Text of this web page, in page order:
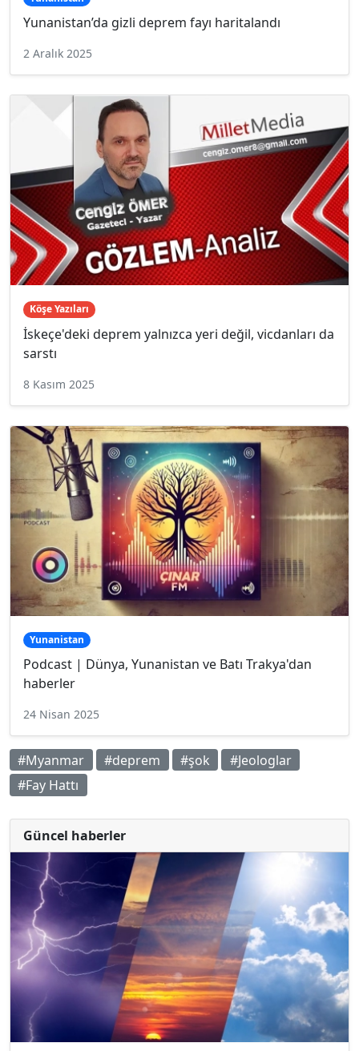
Yunanistan’da gizli deprem fayı haritalandı
2 Aralık 2025
Köşe Yazıları
İskeçe'deki deprem yalnızca yeri değil, vicdanları da
sarstı
8 Kasım 2025
Yunanistan
Podcast | Dünya, Yunanistan ve Batı Trakya'dan
haberler
24 Nisan 2025
#Myanmar #deprem #şok
#Jeologlar
#Fay Hattı
Güncel haberler